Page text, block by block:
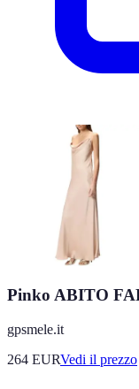
Pinko ABITO
gpsmele.it
264 EURVedi il prezzo